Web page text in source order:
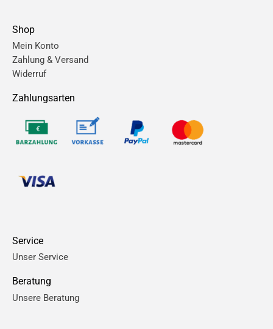
Shop
Mein Konto
Zahlung & Versand
Widerruf
Zahlungsarten
Service
Unser Service
Beratung
Unsere Beratung